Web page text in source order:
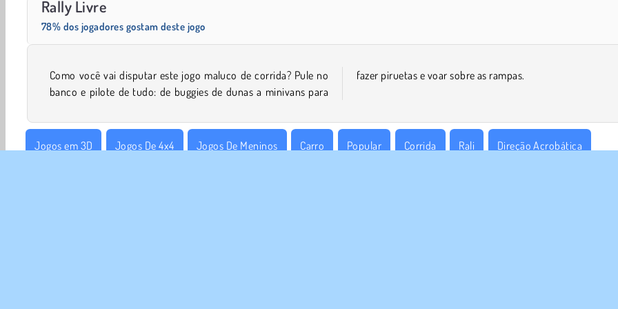
Rally Livre
78% dos jogadores gostam deste jogo
Como você vai disputar este jogo maluco de corrida? Pule no
banco e pilote de tudo: de buggies de dunas a minivans para
fazer piruetas e voar sobre as rampas.
Jogos em 3D Jogos De 4x4 Jogos De Meninos Carro Popular Corrida Rali Direção Acrobática